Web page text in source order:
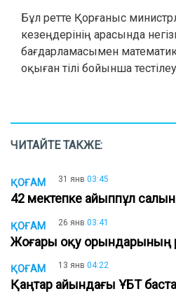
Бұл ретте Қорғаныс
кезеңдерінің арасында
бағдарламасымен
оқыған тілі бойынша
ЧИТАЙТЕ ТАКЖЕ:
ҚОҒАМ 31 янв 03:45
42 мектепке айыппұл
ҚОҒАМ 26 янв 03:41
Жоғары оқу орындарының
ҚОҒАМ 13 янв 04:22
Қаңтар айындағы ҰБТ